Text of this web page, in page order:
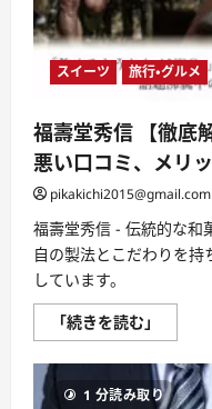
ホ
ル
に
泊
ま
る
旅
の
サ
ス
に
つ
い
ら
読
スイーツ 旅行・グルメ
福壽堂秀信 【徹底
悪い口コミ、メリ
pikakichi2015@gmail.com
福壽堂秀信 - 伝統的な和
自の製法とこだわりを
しています。
「続きを読む」
壽
秀
信
【徹
1 分読み取り